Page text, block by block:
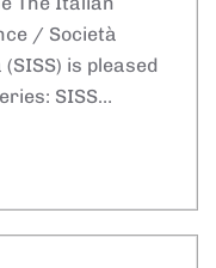
/ Società
is pleased
SISS…